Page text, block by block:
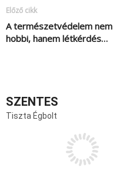
Előző cikk
A természetvédelem nem
hobbi, hanem létkérdés…
SZENTES
Tiszta Égbolt